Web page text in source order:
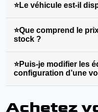
⭐Le véhicule est-il
⭐Que comprend le
stock ?
⭐Puis-je modifier les
configuration d’une
Achetez